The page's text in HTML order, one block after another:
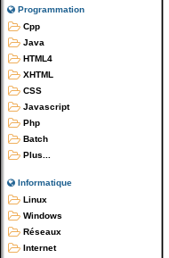
Programmation
Cpp
Java
HTML4
XHTML
CSS
Javascript
Php
Batch
Plus...
Informatique
Linux
Windows
Réseaux
Internet